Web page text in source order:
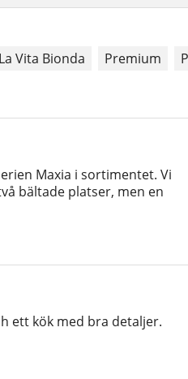
La Vita Bionda Premium
Maxia i sortimentet. Vi
bältade platser, men en
ett kök med bra detaljer.